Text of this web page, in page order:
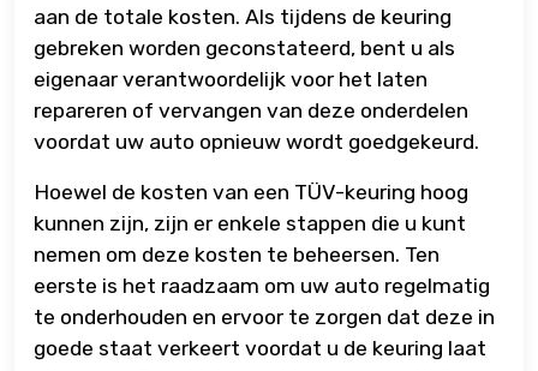
aan de totale kosten. Als tijdens de keuring
gebreken worden geconstateerd, bent u als
eigenaar verantwoordelijk voor het laten
repareren of vervangen van deze onderdelen
voordat uw auto opnieuw wordt goedgekeurd.
Hoewel de kosten van een TÜV-keuring hoog
kunnen zijn, zijn er enkele stappen die u kunt
nemen om deze kosten te beheersen. Ten
eerste is het raadzaam om uw auto regelmatig
te onderhouden en ervoor te zorgen dat deze in
goede staat verkeert voordat u de keuring laat